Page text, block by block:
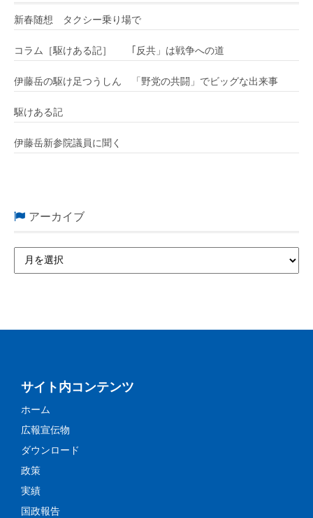
新春随想 タクシー乗り場で
コラム［駆けある記］ ｢反共」は戦争への道
伊藤岳の駆け足つうしん 「野党の共闘」でビッグな出来事
駆けある記
伊藤岳新参院議員に聞く
アーカイブ
サイト内コンテンツ
ホーム
広報宣伝物
ダウンロード
政策
実績
国政報告